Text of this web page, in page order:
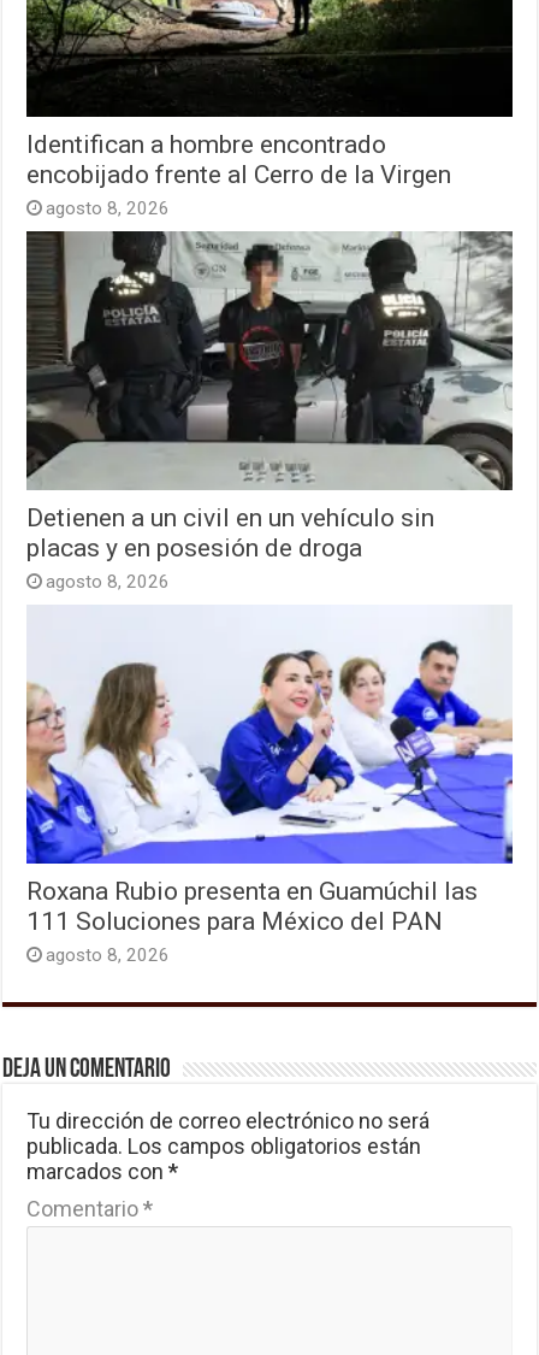
Identifican a hombre encontrado
encobijado frente al Cerro de la Virgen
agosto 8, 2026
Detienen a un civil en un vehículo sin
placas y en posesión de droga
agosto 8, 2026
Roxana Rubio presenta en Guamúchil las
111 Soluciones para México del PAN
agosto 8, 2026
Deja un comentario
Tu dirección de correo electrónico no será
publicada. Los campos obligatorios están
marcados con*
Comentario*